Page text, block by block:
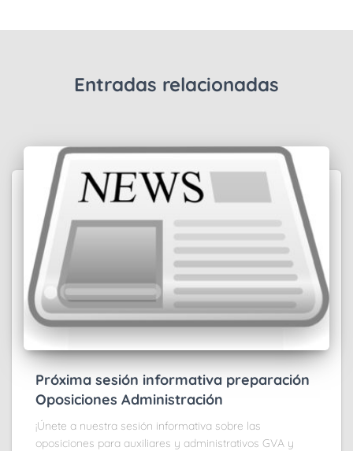
Entradas relacionadas
Próxima sesión informativa preparación
Oposiciones Administración
¡Únete a nuestra sesión informativa sobre las
oposiciones para auxiliares y administrativos GVA y